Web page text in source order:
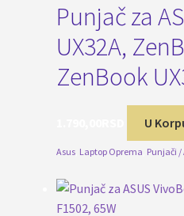
Punjač za
UX32A,
ZenBook
U
Asus, Laptop Oprema Punjači